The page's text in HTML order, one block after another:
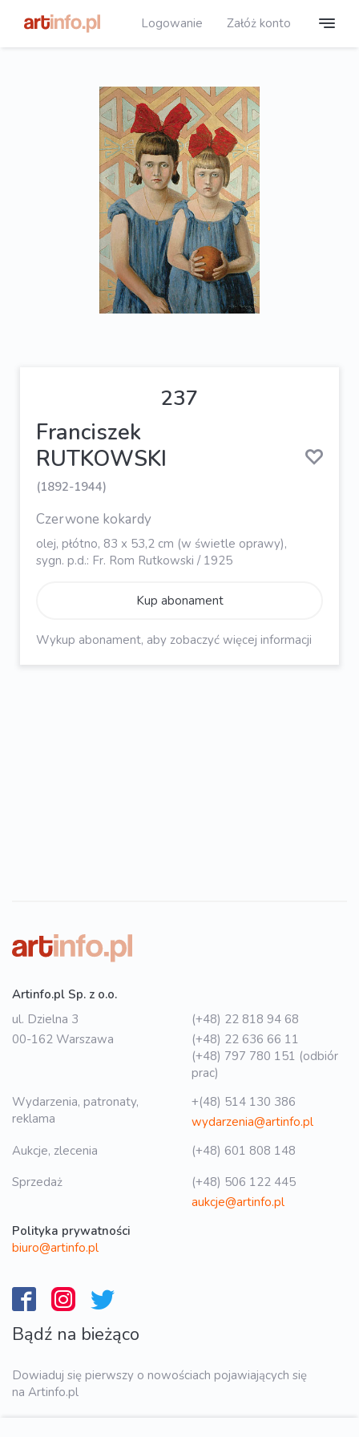
Logowanie Załóż konto
237
Franciszek
RUTKOWSKI
(1892-1944)
Czerwone kokardy
olej, płótno, 83 x 53,2 cm (w świetle oprawy),
sygn. p.d.: Fr. Rom Rutkowski / 1925
Kup abonament
Wykup abonament, aby zobaczyć więcej informacji
Artinfo.pl Sp. z o.o.
ul. Dzielna 3
00-162 Warszawa
(+48) 22 818 94 68
(+48) 22 636 66 11
(+48) 797 780 151 (odbiór
prac)
Wydarzenia, patronaty,
reklama
+(48) 514 130 386
wydarzenia@artinfo.pl
Aukcje, zlecenia
(+48) 601 808 148
Sprzedaż
(+48) 506 122 445
aukcje@artinfo.pl
Polityka prywatności
biuro@artinfo.pl
Bądź na bieżąco
Dowiaduj się pierwszy o nowościach pojawiających się
na Artinfo.pl